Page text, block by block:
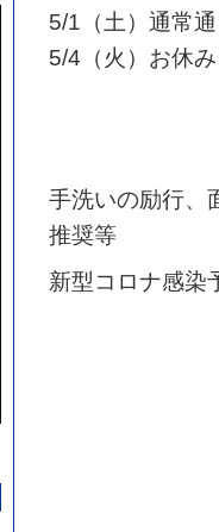
5/1（土）通常
5/4（火）お休み
手洗いの励行、
推奨等
新型コロナ感染